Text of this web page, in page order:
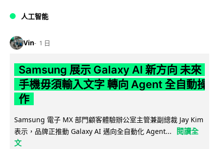
人工智能
Vin 1 日
Samsung 展示 Galaxy AI 新方向 未來
手機毋須輸入文字 轉向 Agent 全自動操
作
Samsung 電子 MX 部門顧客體驗辦公室主管兼副總裁 Jay Kim
表示，品牌正推動 Galaxy AI 邁向全自動化 Agent...
閱讀全
文